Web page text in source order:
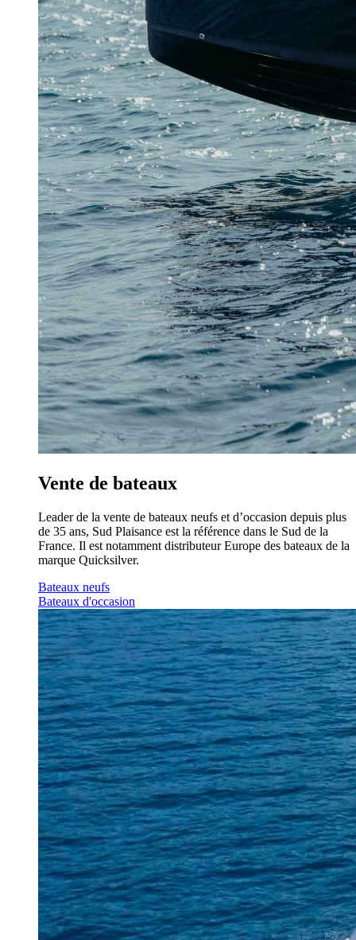
Vente de bateaux
Leader de la vente de bateaux neufs et d’occasion depuis plus
de 35 ans, Sud Plaisance est la référence dans le Sud de la
France. Il est notamment distributeur Europe des bateaux de la
marque Quicksilver.
Bateaux neufs
Bateaux d'occasion